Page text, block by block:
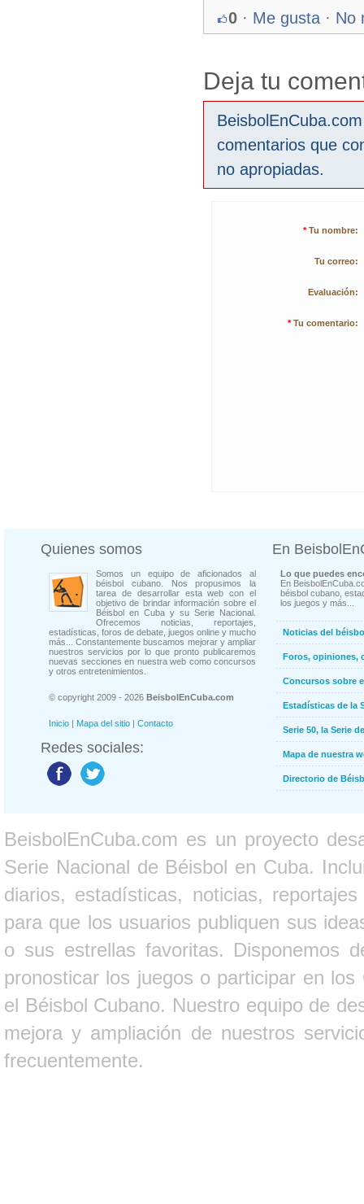
0 · Me gusta · No
Deja tu
comentarios que
no apropiadas.
* Tu nombre:
Tu correo:
Evaluación:
* Tu comentario:
Quienes somos
Somos un equipo de aficionados al
béisbol cubano. Nos propusimos la
tarea de desarrollar esta web con el
objetivo de brindar información sobre el
Béisbol en Cuba y su Serie Nacional.
Ofrecemos noticias, reportajes,
estadísticas, foros de debate, juegos online y mucho
más... Constantemente buscamos mejorar y ampliar
nuestros servicios por lo que pronto publicaremos
nuevas secciones en nuestra web como concursos
y otros entretenimientos.
© copyright 2009 - 2026 BeisbolEnCuba.com
Inicio | Mapa del sitio | Contacto
Redes sociales:
En
Lo que puedes
En
béisbol cubano,
los juegos y más...
Noticias del
Foros, opiniones,
Concursos sobre
Estadísticas de la
Serie 50, la Serie
Mapa de nuestra
Directorio de
BeisbolEnCuba.com es un proyecto
Serie Nacional de Béisbol en Cuba.
diarios, estadísticas, noticias,
para que los usuarios publiquen sus
o sus estrellas favoritas. Disponemos
pronosticar los juegos o participar en
el Béisbol Cubano. Nuestro equipo de
mejora y ampliación de nuestros
frecuentemente.